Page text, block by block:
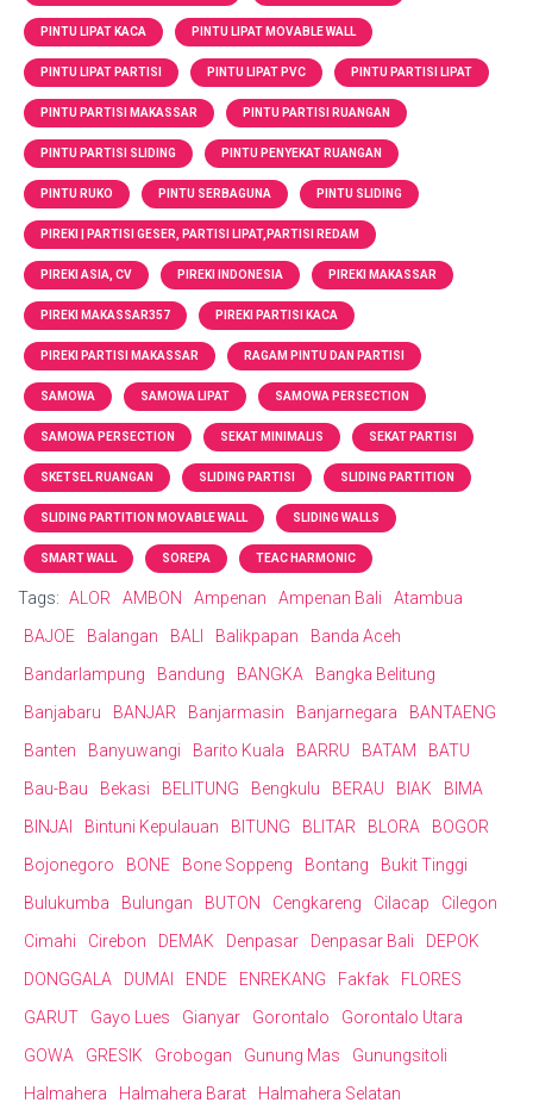
PINTU LIPAT KACA PINTU LIPAT MOVABLE WALL
PINTU LIPAT PARTISI PINTU LIPAT PVC PINTU PARTISI LIPAT
PINTU PARTISI MAKASSAR PINTU PARTISI RUANGAN
PINTU PARTISI SLIDING PINTU PENYEKAT RUANGAN
PINTU RUKO PINTU SERBAGUNA PINTU SLIDING
PIREKI | PARTISI GESER, PARTISI LIPAT,PARTISI REDAM
PIREKI ASIA, CV PIREKI INDONESIA PIREKI MAKASSAR
PIREKI MAKASSAR357 PIREKI PARTISI KACA
PIREKI PARTISI MAKASSAR RAGAM PINTU DAN PARTISI
SAMOWA SAMOWA LIPAT SAMOWA PERSECTION
SAMOWA PERSECTION SEKAT MINIMALIS SEKAT PARTISI
SKETSEL RUANGAN SLIDING PARTISI SLIDING PARTITION
SLIDING PARTITION MOVABLE WALL SLIDING WALLS
SMART WALL SOREPA TEAC HARMONIC
Tags: ALOR AMBON Ampenan Ampenan Bali
Atambua
BAJOE
Balangan BALI Balikpapan
Banda Aceh
Bandarlampung
Bandung BANGKA
Bangka Belitung
Banjabaru
BANJAR Banjarmasin Banjarnegara
BANTAENG
Banten
Banyuwangi Barito Kuala BARRU BATAM
BATU
Bau-Bau
Bekasi BELITUNG Bengkulu BERAU BIAK
BIMA
BINJAI
Bintuni Kepulauan BITUNG BLITAR BLORA
BOGOR
Bojonegoro
BONE Bone Soppeng Bontang
Bukit Tinggi
Bulukumba
Bulungan BUTON Cengkareng Cilacap
Cilegon
Cimahi
Cirebon DEMAK Denpasar Denpasar Bali
DEPOK
DONGGALA
DUMAI ENDE ENREKANG Fakfak
FLORES
GARUT
Gayo Lues Gianyar Gorontalo
Gorontalo Utara
GOWA
GRESIK Grobogan Gunung Mas
Gunungsitoli
Halmahera
Halmahera Barat Halmahera Selatan